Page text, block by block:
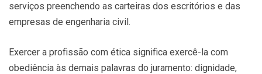
serviços preenchendo as carteiras dos escritórios e das
empresas de engenharia civil.
Exercer a profissão com ética significa exercê-la com
obediência às demais palavras do juramento: dignidade,